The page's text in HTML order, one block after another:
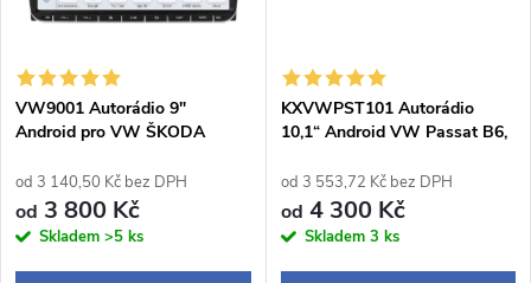
VW9001 Autorádio 9"
Android pro VW ŠKODA
od 3 140,50 Kč bez DPH
od 3 800 Kč
Skladem >5 ks
KXVWPST101 Autorádio
10,1“ Android VW Passat B6,
od 3 553,72 Kč bez DPH
od 4 300 Kč
Skladem 3 ks